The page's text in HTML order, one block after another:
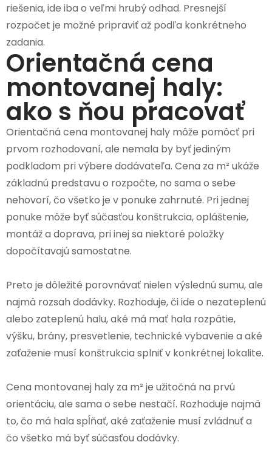
riešenia, ide iba o veľmi hrubý odhad. Presnejší
rozpočet je možné pripraviť až podľa konkrétneho
zadania.
Orientačná cena
montovanej haly:
ako s ňou pracovať
Orientačná cena montovanej haly môže pomôcť pri
prvom rozhodovaní, ale nemala by byť jediným
podkladom pri výbere dodávateľa. Cena za m² ukáže
základnú predstavu o rozpočte, no sama o sebe
nehovorí, čo všetko je v ponuke zahrnuté. Pri jednej
ponuke môže byť súčasťou konštrukcia, opláštenie,
montáž a doprava, pri inej sa niektoré položky
dopočítavajú samostatne.
Preto je dôležité porovnávať nielen výslednú sumu, ale
najmä rozsah dodávky. Rozhoduje, či ide o nezateplenú
alebo zateplenú halu, aké má mať hala rozpätie,
výšku, brány, presvetlenie, technické vybavenie a aké
zaťaženie musí konštrukcia splniť v konkrétnej lokalite.
Cena montovanej haly za m² je užitočná na prvú
orientáciu, ale sama o sebe nestačí. Rozhoduje najmä
to, čo má hala spĺňať, aké zaťaženie musí zvládnuť a
čo všetko má byť súčasťou dodávky.